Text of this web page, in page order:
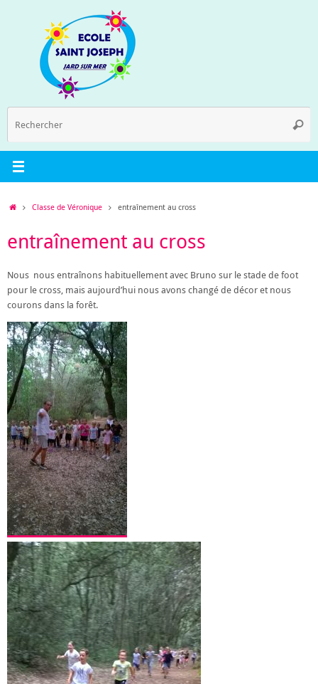
AccueilClasse de Véronique entraînement au cross
entraînement au cross
Nous nous entraînons habituellement avec Bruno sur le stade de foot
pour le cross, mais aujourd’hui nous avons changé de décor et nous
courons dans la forêt.